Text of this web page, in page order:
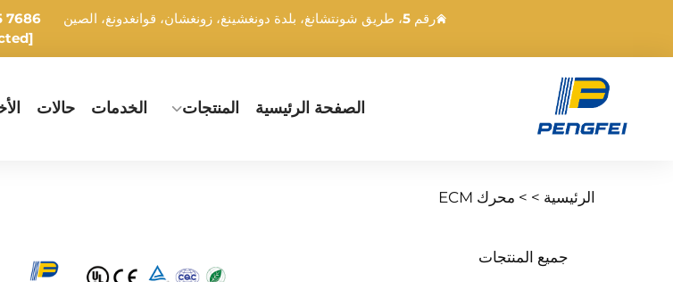
رقم 5، طريق شونتشانغ، بلدة دونغشينغ، زونغشان، قوانغدونغ، الصين
7686
الصفحة الرئيسية المنتجات الخدمات حالات
الرئيسية > > محرك ECM
جميع المنتجات